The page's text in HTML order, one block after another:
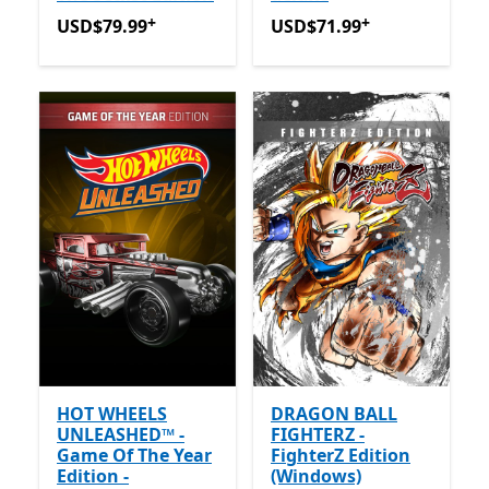
USD$79.99Avec des achats dans l’application
USD$79.99+
USD$71.99Avec des
USD$71.99+
HOT WHEELS
UNLEASHED™ -
Game Of The Year
Edition -
DRAGON BALL
FIGHTERZ -
FighterZ Edition
(Windows)